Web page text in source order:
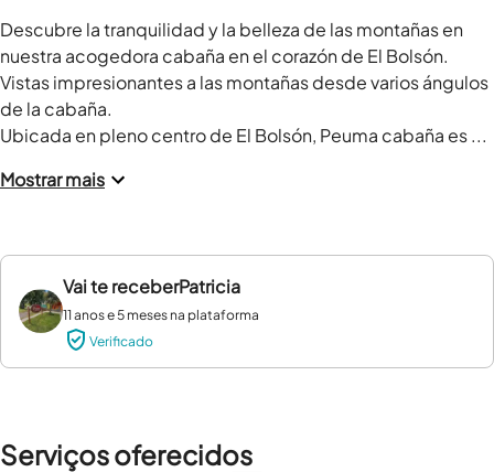
Descubre la tranquilidad y la belleza de las montañas en
nuestra acogedora cabaña en el corazón de El Bolsón.
Vistas impresionantes a las montañas desde varios ángulos
de la cabaña.
Ubicada en pleno centro de El Bolsón, Peuma cabaña es ...
Mostrar mais
Vai te receberPatricia
11 anos e 5 meses na plataforma
Verificado
Serviços oferecidos